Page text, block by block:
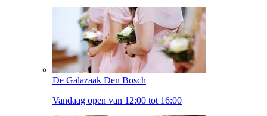
De Galazaak Den Bosch
Vandaag open van 12:00 tot 16:00